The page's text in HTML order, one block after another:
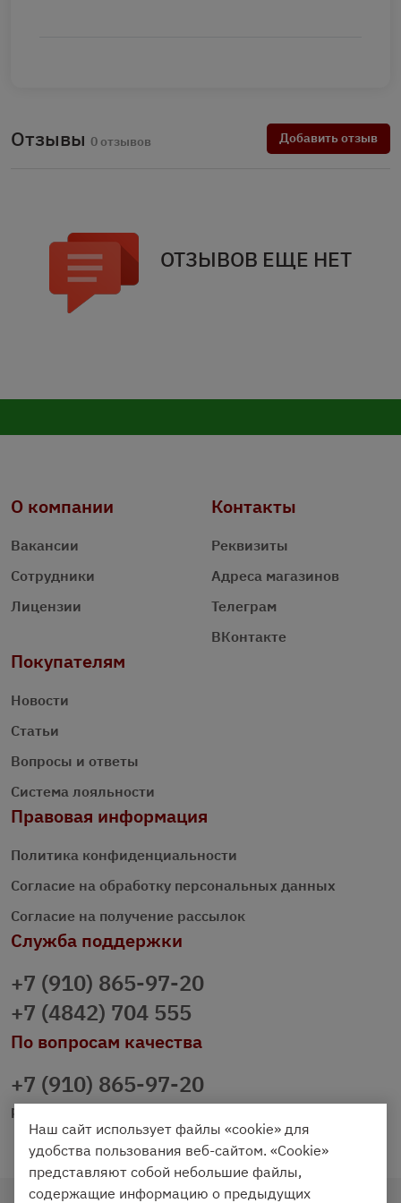
Отзывы 0 отзывов Добавить отзыв
ОТЗЫВОВ ЕЩЕ НЕТ
О компании
Вакансии
Сотрудники
Лицензии
Контакты
Реквизиты
Адреса магазинов
Телеграм
ВКонтакте
Покупателям
Новости
Статьи
Вопросы и ответы
Система лояльности
Правовая информация
Политика конфиденциальности
Согласие на обработку персональных данных
Согласие на получение рассылок
Служба поддержки
+7 (910) 865-97-20
+7 (4842) 704 555
По вопросам качества
+7 (910) 865-97-20
prazdnichniy40@palmi.ru
Наш сайт использует файлы «cookie» для
удобства пользования веб-сайтом. «Cookie»
представляют собой небольшие файлы,
содержащие информацию о предыдущих